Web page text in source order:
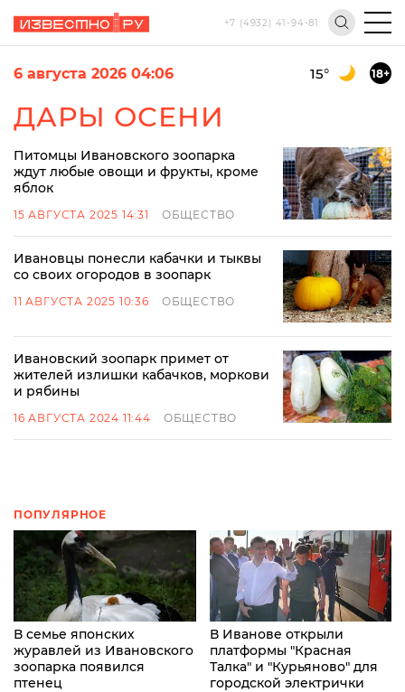
+7 (4932) 41-94-81
6 августа 2026 04:06 15° 18+
ДАРЫ ОСЕНИ
Питомцы Ивановского зоопарка
ждут любые овощи и фрукты, кроме
яблок
15 АВГУСТА 2025 14:31 ОБЩЕСТВО
Ивановцы понесли кабачки и тыквы
со своих огородов в зоопарк
11 АВГУСТА 2025 10:36 ОБЩЕСТВО
Ивановский зоопарк примет от
жителей излишки кабачков, моркови
и рябины
16 АВГУСТА 2024 11:44 ОБЩЕСТВО
ПОПУЛЯРНОЕ
В семье японских
журавлей из Ивановского
зоопарка появился
птенец
В Иванове открыли
платформы "Красная
Талка" и "Курьяново" для
городской электрички